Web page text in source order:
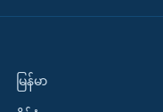
မြန်မာ